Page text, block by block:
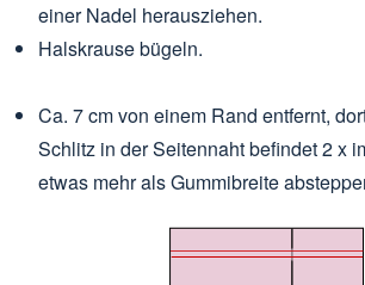
einer Nadel herausziehen.
Halskrause bügeln.
Ca. 7 cm von einem Rand entfernt,
Schlitz in der Seitennaht befindet 2 x
etwas mehr als Gummibreite